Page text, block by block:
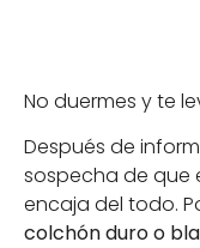
No duermes y te
Después de
sospecha de que
encaja del todo.
colchón duro o